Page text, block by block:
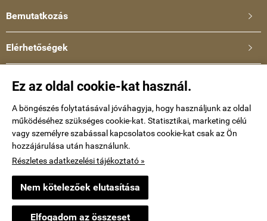
Ez az oldal cookie-kat használ.
A böngészés folytatásával jóváhagyja, hogy használjunk az oldal
működéséhez szükséges cookie-kat. Statisztikai, marketing célú
vagy személyre szabással kapcsolatos cookie-kat csak az Ön
hozzájárulása után használunk.
Részletes adatkezelési tájékoztató »
Nem kötelezőek elutasítása
Elfogadom az összeset
Bemutatkozás 
Elérhetőségek 
Telefonszám: +36-30-634-8659
E-mail:
kataullmann@gmail.com